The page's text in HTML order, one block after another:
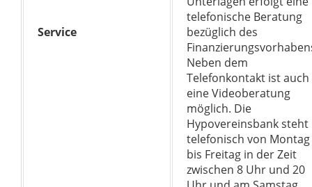
Service
telefonische Beratung
bezüglich des
Neben dem
Telefonkontakt ist auch
eine Videoberatung
möglich. Die
Hypovereinsbank steht
telefonisch von Montag
bis Freitag in der Zeit
zwischen 8 Uhr und 20